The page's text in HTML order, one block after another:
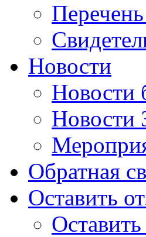
Новости
Новости
Обратная
Оставить